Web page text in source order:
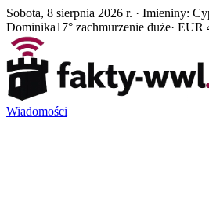
Sobota, 8 sierpnia 2026 r. · Imieniny:
Dominika17° zachmurzenie duże· EUR
Wiadomości